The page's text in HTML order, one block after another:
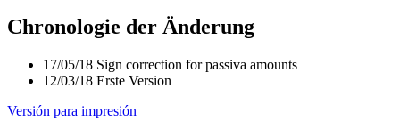
Chronologie der Änderung
17/05/18 Sign correction for passiva amounts
12/03/18 Erste Version
Versión para impresión